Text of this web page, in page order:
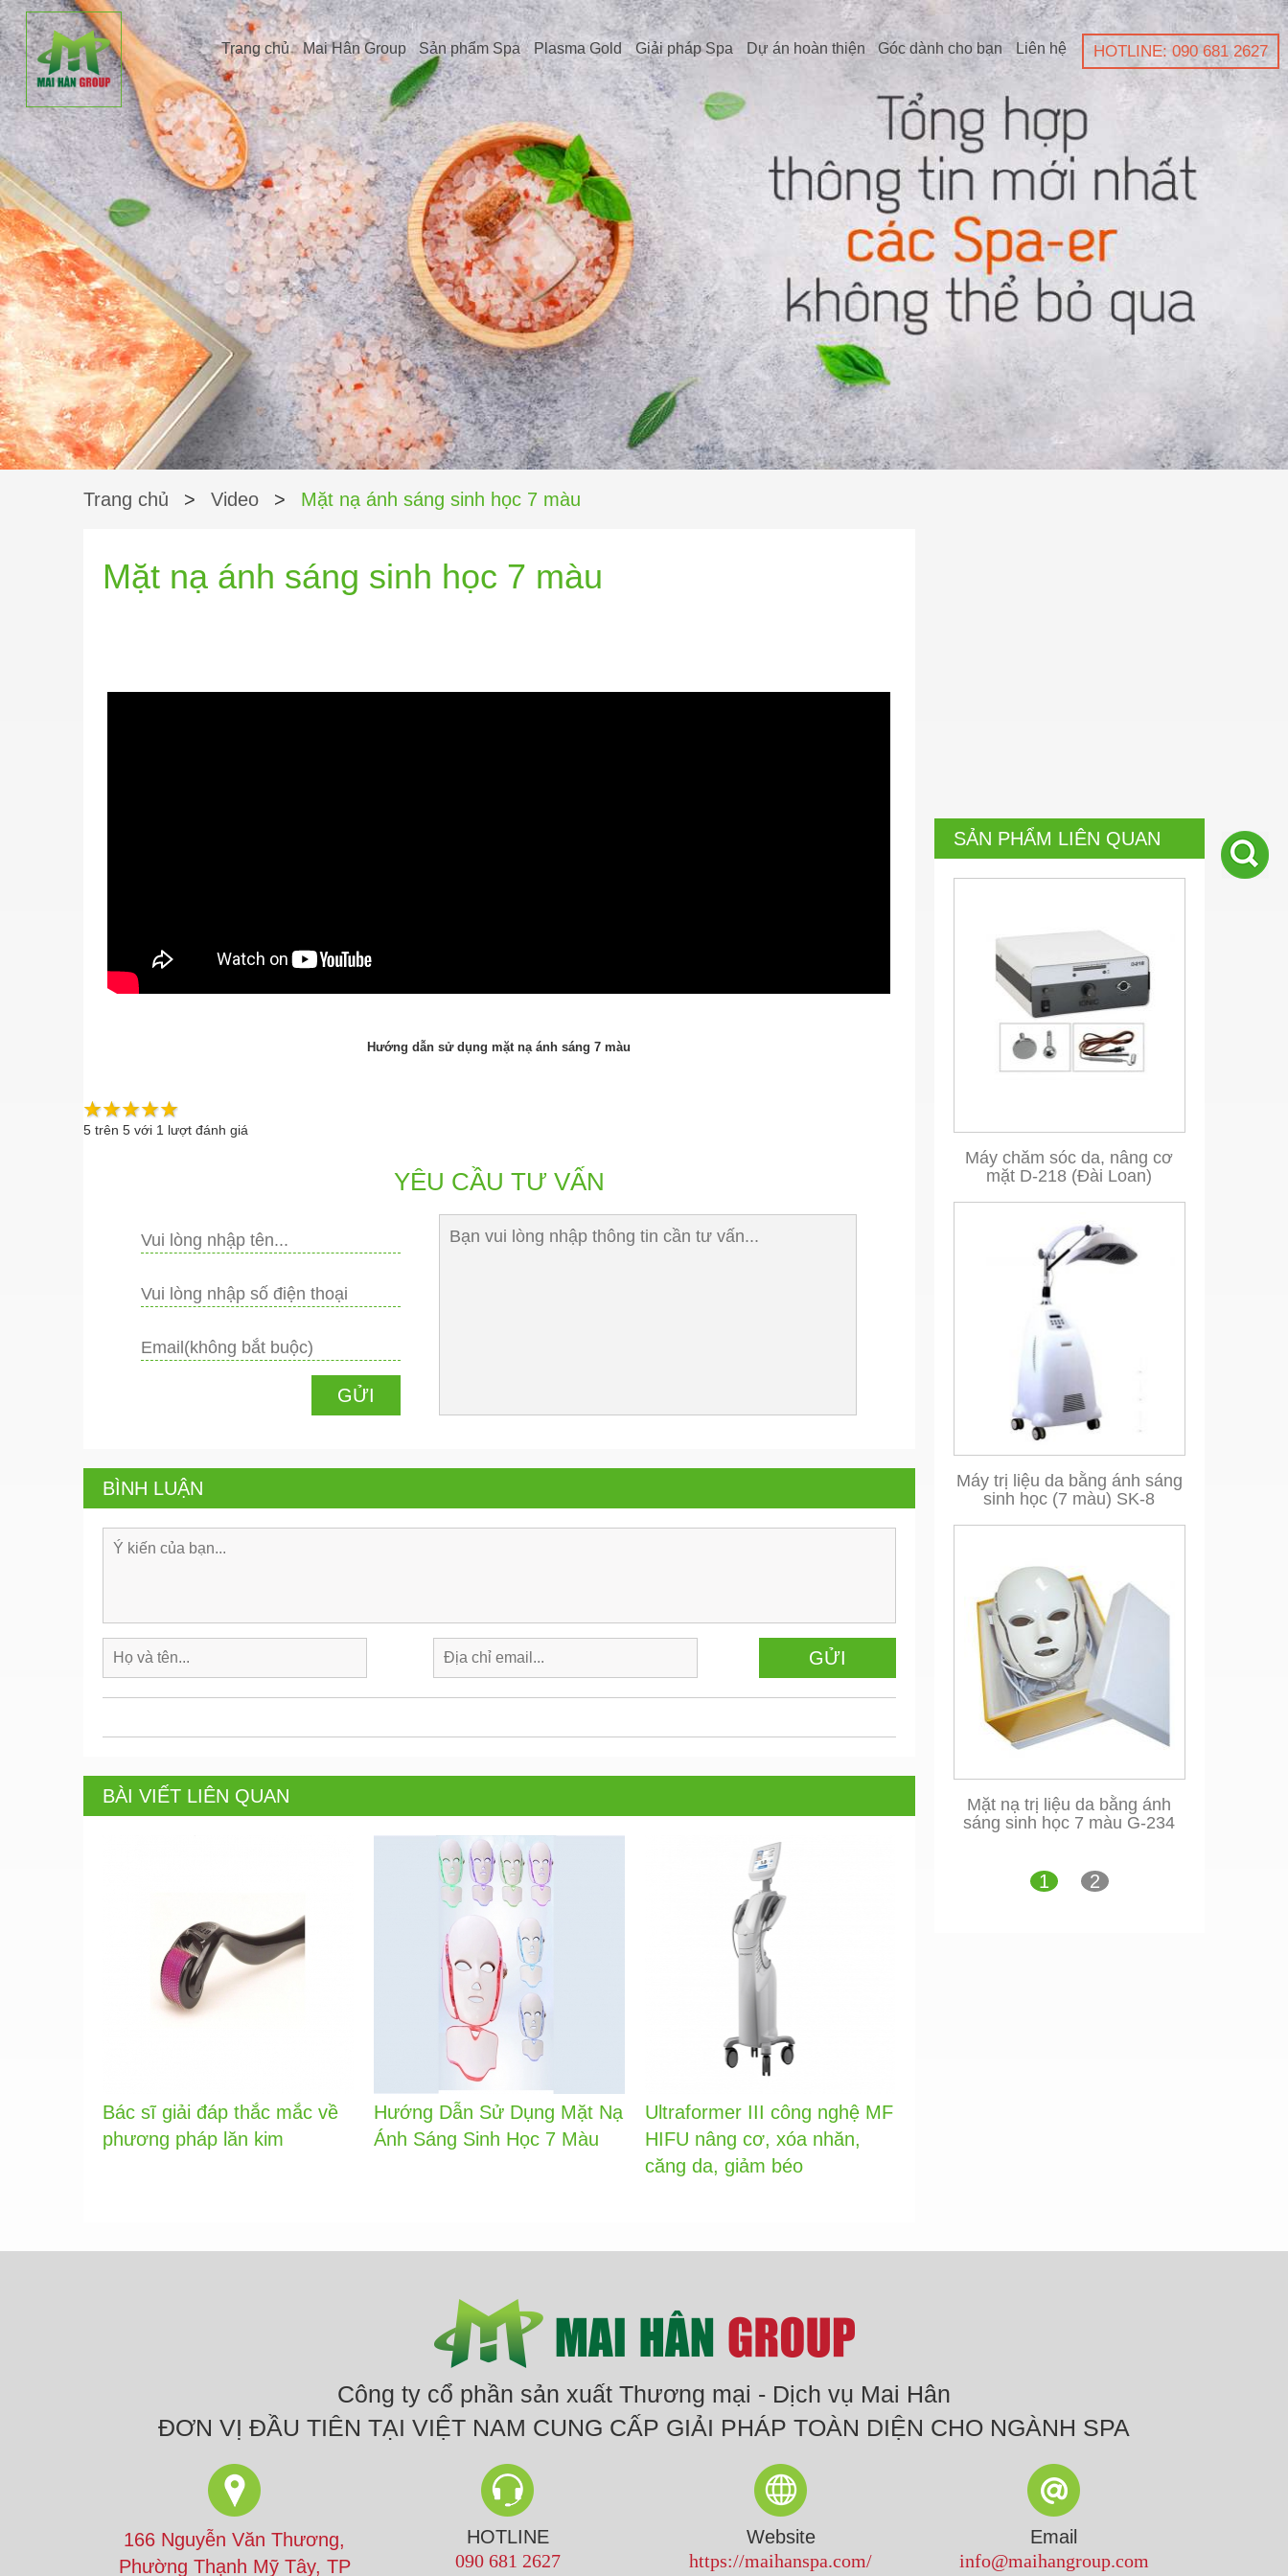
Trang chủ Mai Hân Group Sản phẩm Spa Plasma Gold Giải pháp Spa Dự án hoàn thiện Góc dành cho bạn Liên hệ HOTLINE: 090 681 2627
Trang chủ > Video > Mặt nạ ánh sáng sinh học 7 màu
Mặt nạ ánh sáng sinh học 7 màu
Hướng dẫn sử dụng mặt nạ ánh sáng 7 màu
5 trên 5 với 1 lượt đánh giá
YÊU CẦU TƯ VẤN
BÌNH LUẬN
BÀI VIẾT LIÊN QUAN
Bác sĩ giải đáp thắc mắc về
phương pháp lăn kim
Hướng Dẫn Sử Dụng Mặt Nạ
Ánh Sáng Sinh Học 7 Màu
Ultraformer III công nghệ MF
HIFU nâng cơ, xóa nhăn,
căng da, giảm béo
SẢN PHẨM LIÊN QUAN
Máy chăm sóc da, nâng cơ
mặt D-218 (Đài Loan)
Máy trị liệu da bằng ánh sáng
sinh học (7 màu) SK-8
Mặt nạ trị liệu da bằng ánh
sáng sinh học 7 màu G-234
1 2
Công ty cổ phần sản xuất Thương mại - Dịch vụ Mai Hân
ĐƠN VỊ ĐẦU TIÊN TẠI VIỆT NAM CUNG CẤP GIẢI PHÁP TOÀN DIỆN CHO NGÀNH SPA
166 Nguyễn Văn Thương,
Phường Thạnh Mỹ Tây, TP
HOTLINE
090 681 2627
Website
https://maihanspa.com/
Email
info@maihangroup.com